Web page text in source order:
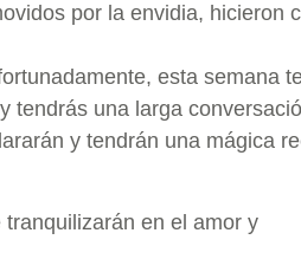
por la envidia, hicieron
esta semana
tendrás una larga
y tendrán una mágica
en el amor y